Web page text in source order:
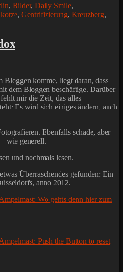
, Bilder, Daily Smile,
, Gentrifizierung, Kreuzberg,
Bloggen komme, liegt daran, dass
dem Bloggen beschäftige. Darüber
mir die Zeit, das alles
Es wird sich einiges ändern, auch
Ebenfalls schade, aber
wie generell.
und nochmals lesen.
Überraschendes gefunden: Ein
anno 2012.